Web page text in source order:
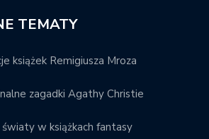
TEMATY
książek Remigiusza Mroza
zagadki Agathy Christie
w książkach fantasy